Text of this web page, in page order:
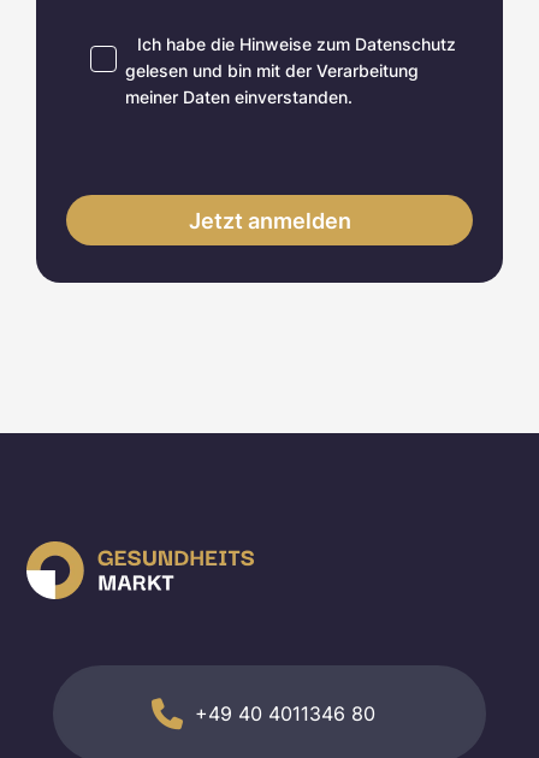
Ich habe die Hinweise zum Datenschutz
gelesen und bin mit der Verarbeitung
meiner Daten einverstanden.
+49 40 4011346 80